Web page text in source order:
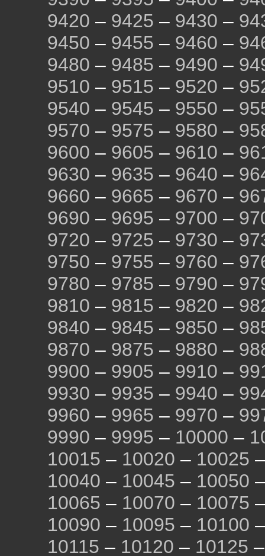
9420 – 9425 – 9430 –
9450 – 9455 – 9460 –
9480 – 9485 – 9490 –
9510 – 9515 – 9520 –
9540 – 9545 – 9550 –
9570 – 9575 – 9580 –
9600 – 9605 – 9610 –
9630 – 9635 – 9640 –
9660 – 9665 – 9670 –
9690 – 9695 – 9700 –
9720 – 9725 – 9730 –
9750 – 9755 – 9760 –
9780 – 9785 – 9790 –
9810 – 9815 – 9820 –
9840 – 9845 – 9850 –
9870 – 9875 – 9880 –
9900 – 9905 – 9910 –
9930 – 9935 – 9940 –
9960 – 9965 – 9970 –
9990 – 9995 – 10000 –
10015 – 10020 – 10025
10040 – 10045 – 10050
10065 – 10070 – 10075
10090 – 10095 – 10100
10115 – 10120 – 10125